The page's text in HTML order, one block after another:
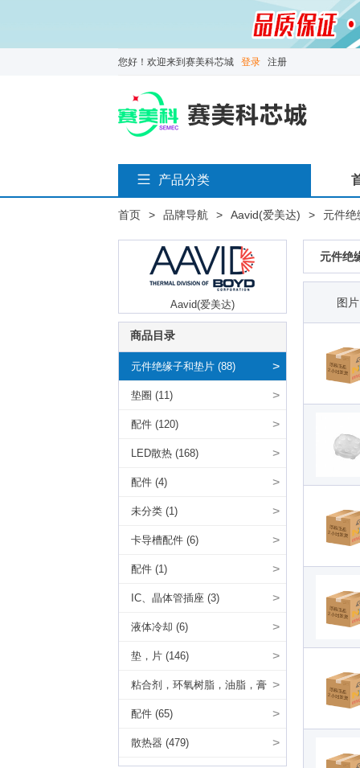
您好！欢迎来到赛美科芯城 登录 注册
产品分类
首页 > 品牌导航 > Aavid(爱美达) > 元件绝
Aavid(爱美达)
商品目录
元件绝缘子和垫片 (88) >
垫圈 (11) >
配件 (120) >
LED散热 (168) >
配件 (4) >
未分类 (1) >
卡导槽配件 (6) >
配件 (1) >
IC、晶体管插座 (3) >
液体冷却 (6) >
垫，片 (146) >
粘合剂，环氧树脂，油脂，膏
(11)
>
配件 (65) >
散热器 (479) >
元件绝
图片